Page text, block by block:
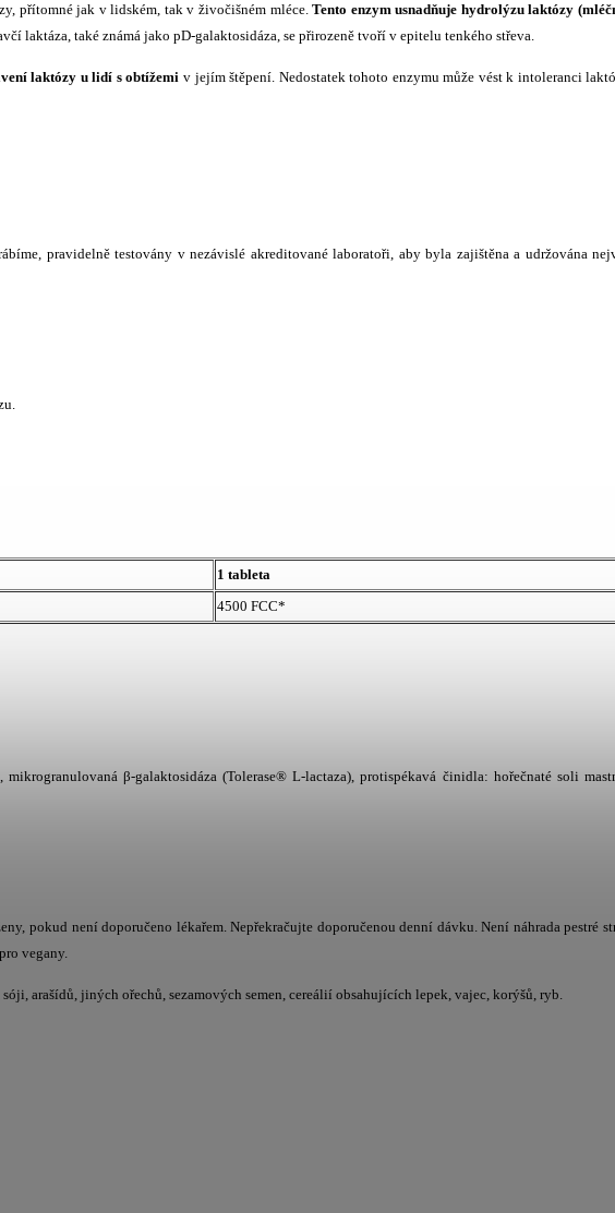
přítomné jak v lidském, tak v živočišném mléce.Tento enzym usnadňuje hydrolýzu laktózy
laktáza, také známá jako pD-galaktosidáza, se přirozeně tvoří v epitelu tenkého střeva.
laktózy u lidí s obtížemi v jejím štěpení. Nedostatek tohoto enzymu může vést k intoleranci
pravidelně testovány v nezávislé akreditované laboratoři, aby byla zajištěna a udržována
1 tableta
4500 FCC*
β-galaktosidáza (Tolerase® L-lactaza), protispékavá činidla: hořečnaté soli
pokud není doporučeno lékařem. Nepřekračujte doporučenou denní dávku. Není náhrada pestré
vegany.
arašídů, jiných ořechů, sezamových semen, cereálií obsahujících lepek, vajec, korýšů, ryb.